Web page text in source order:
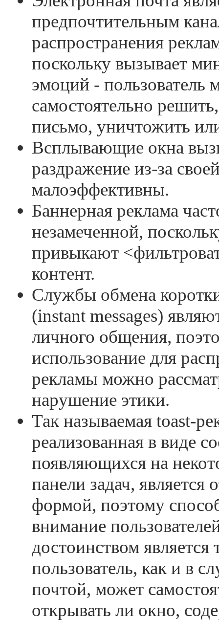
предпочтительным
распространения
поскольку вызывает
эмоций - пользователь
самостоятельно
письмо, уничтожить
Всплывающие окна
раздражение из-за
малоэффективны.
Баннерная реклама
незамеченной,
привыкают
контент.
Службы обмена
(instant messages)
личного общения,
использование для
рекламы можно
нарушение этики.
Так называемая toast-
реализованная в виде
появляющихся на
панели задач, является
формой, поэтому
внимание
достоинством является
пользователь, как и в
почтой, может
открывать ли окно,